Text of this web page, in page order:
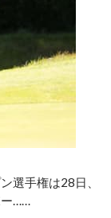
選手権は28日、
ー……